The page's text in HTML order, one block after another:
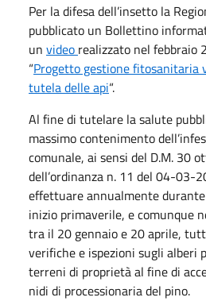
Per la difesa dell’insetto la
pubblicato un Bollettino
un video realizzato nel febbraio
“Progetto gestione fitosanitaria
tutela delle api“.
Al fine di tutelare la salute
massimo contenimento
comunale, ai sensi del D.M. 30
dell’ordinanza n. 11 del 04-03-
effettuare annualmente
inizio primaverile, e comunque
tra il 20 gennaio e 20 aprile,
verifiche e ispezioni sugli alberi
terreni di proprietà al fine di
nidi di processionaria del pino.